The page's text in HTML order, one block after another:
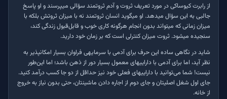
از رابرت کیوساکی در مورد تعریف ثروت و آدم ثروتمند سؤالی می­پرسند و او پاسخ
جالبی به این سؤال می­دهد. او می­گوید انسان ثروتمند نه با میزان ثروتش بلکه با
میزان زمانی که می­تواند بدون انجام هرگونه کاری خوب و قابل‌قبول زندگی کند،
سنجیده می­شود. ثروت میزان کنترلی است که بر زمان خود دارید.
شاید در نگاهی ساده این حرف برای آدمی با سرمایه­­ی فراوان بسیار امکان­پذیر به
نظر آید، اما برای آدمی با دارایی­های معمول بسیار دور از ذهن باشد؛ اما این‌طور
نیست! شما می‌توانید با دارایی­های فعلی خود نیز حداقل از دو جا کسب درآمد کنید.
جای اول شغل اصلی­تان و جای دوم از اجاره دادن ماشینتان، حتی بدون نیاز به خروج
از خانه­.